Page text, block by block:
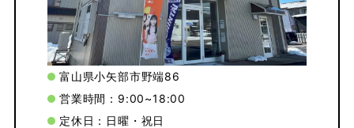
富山県小矢部市野端86
営業時間：9:00~18:00
定休日：日曜・祝日